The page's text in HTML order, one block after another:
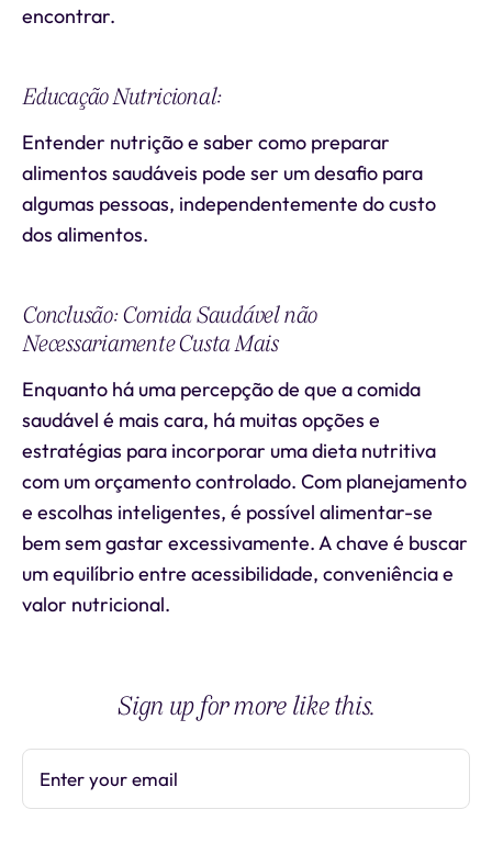
encontrar.
Educação Nutricional:
Entender nutrição e saber como preparar
alimentos saudáveis pode ser um desafio para
algumas pessoas, independentemente do custo
dos alimentos.
Conclusão: Comida Saudável não
Necessariamente Custa Mais
Enquanto há uma percepção de que a comida
saudável é mais cara, há muitas opções e
estratégias para incorporar uma dieta nutritiva
com um orçamento controlado. Com planejamento
e escolhas inteligentes, é possível alimentar-se
bem sem gastar excessivamente. A chave é buscar
um equilíbrio entre acessibilidade, conveniência e
valor nutricional.
Sign up for more like this.
Enter your email